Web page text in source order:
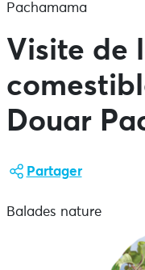
Pachamama
Visite de
Douar
Partager
Balades nature